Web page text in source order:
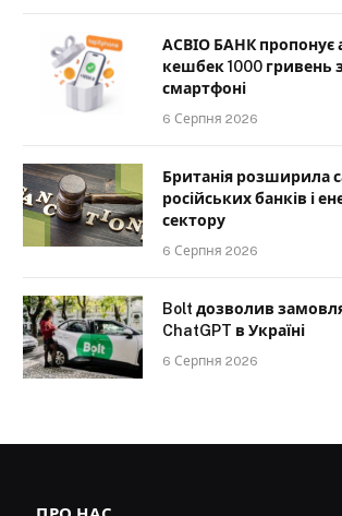
АСВІО БАНК пропонує
кешбек 1000 гривень
смартфоні
6 Серпня 2026
Британія розширила
російських банків і
сектору
6 Серпня 2026
Bolt дозволив
ChatGPT в Україні
6 Серпня 2026